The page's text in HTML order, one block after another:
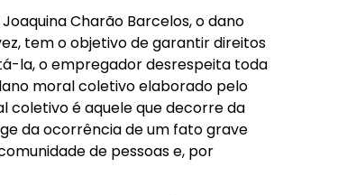
Charão Barcelos, o dano
tem o objetivo de garantir direitos
la, o empregador desrespeita toda
moral coletivo elaborado pelo
coletivo é aquele que decorre da
da ocorrência de um fato grave
de pessoas e, por